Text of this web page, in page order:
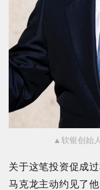
▲软银创始
关于这笔投资促成
马克龙主动约见了